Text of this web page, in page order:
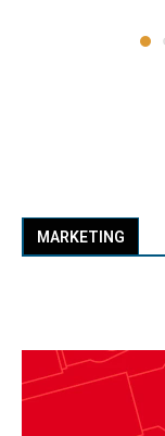
MARKETING